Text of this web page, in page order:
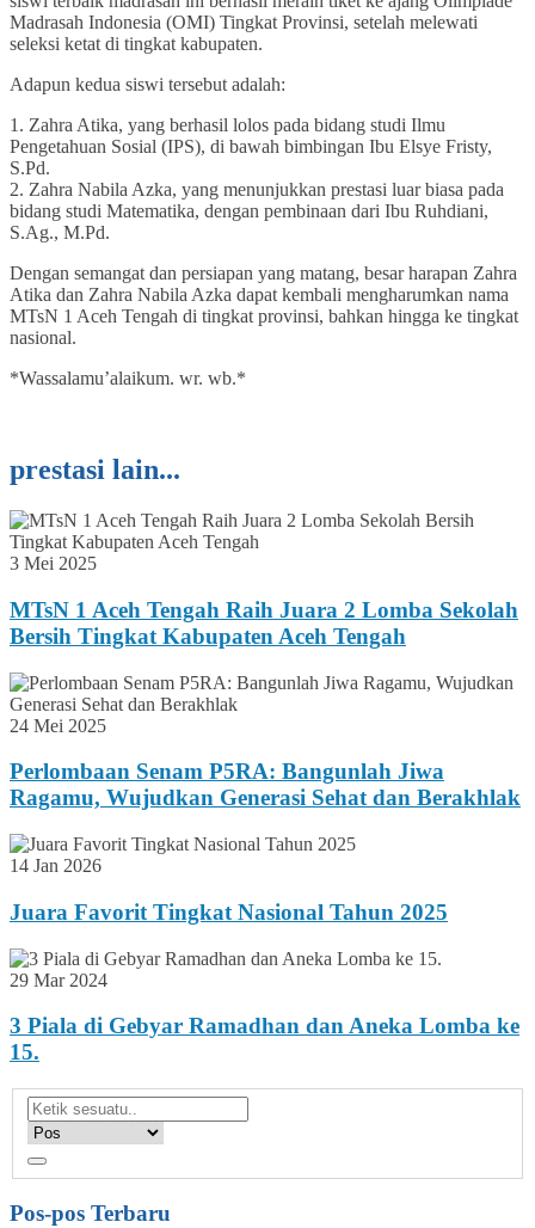
Madrasah Indonesia (OMI) Tingkat Provinsi, setelah melewati
seleksi ketat di tingkat kabupaten.
Adapun kedua siswi tersebut adalah:
1. Zahra Atika, yang berhasil lolos pada bidang studi Ilmu
Pengetahuan Sosial (IPS), di bawah bimbingan Ibu Elsye Fristy,
S.Pd.
2. Zahra Nabila Azka, yang menunjukkan prestasi luar biasa pada
bidang studi Matematika, dengan pembinaan dari Ibu Ruhdiani,
S.Ag., M.Pd.
Dengan semangat dan persiapan yang matang, besar harapan Zahra
Atika dan Zahra Nabila Azka dapat kembali mengharumkan nama
MTsN 1 Aceh Tengah di tingkat provinsi, bahkan hingga ke tingkat
nasional.
*Wassalamu’alaikum. wr. wb.*
prestasi lain...
3 Mei 2025
MTsN 1 Aceh Tengah Raih Juara 2 Lomba Sekolah
Bersih Tingkat Kabupaten Aceh Tengah
24 Mei 2025
Perlombaan Senam P5RA: Bangunlah Jiwa
Ragamu, Wujudkan Generasi Sehat dan Berakhlak
14 Jan 2026
Juara Favorit Tingkat Nasional Tahun 2025
29 Mar 2024
3 Piala di Gebyar Ramadhan dan Aneka Lomba ke
15.
Pos-pos Terbaru